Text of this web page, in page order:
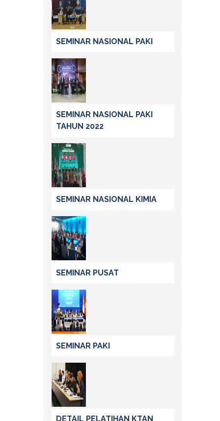
SEMINAR NASIONAL PAKI
SEMINAR NASIONAL PAKI
TAHUN 2022
SEMINAR NASIONAL KIMIA
SEMINAR PUSAT
SEMINAR PAKI
DETAIL PELATIHAN KTAN